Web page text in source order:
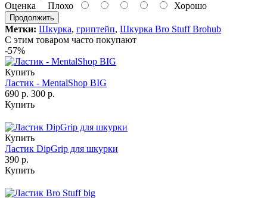
Оценка Плохо Хорошо
Продолжить
Метки: Шкурка, гриптейп, Шкурка Bro Stuff Brohub
С этим товаром часто покупают
-57%
Купить
Ластик - MentalShop BIG
690 р. 300 р.
Купить
Купить
Ластик DipGrip для шкурки
390 р.
Купить